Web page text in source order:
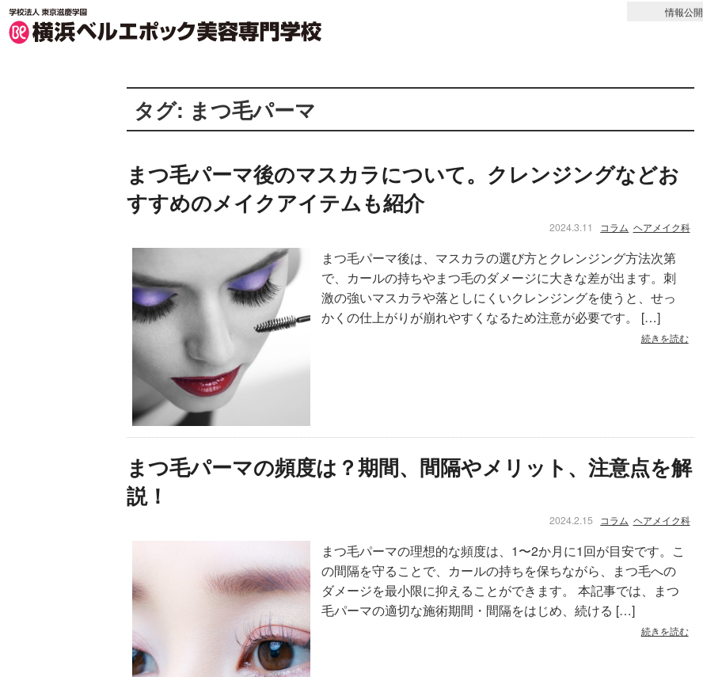
情報公開
横浜ベルエポック美容専門学校 TOP
タグ: まつ毛パーマ
まつ毛パーマ後のマスカラについて。クレンジングなどお
すすめのメイクアイテムも紹介
2024.3.11 コラム ヘアメイク科
まつ毛パーマ後は、マスカラの選び方とクレンジング方法次第
で、カールの持ちやまつ毛のダメージに大きな差が出ます。刺
激の強いマスカラや落としにくいクレンジングを使うと、せっ
かくの仕上がりが崩れやすくなるため注意が必要です。 […]
続きを読む
まつ毛パーマの頻度は？期間、間隔やメリット、注意点を解
説！
2024.2.15 コラム ヘアメイク科
まつ毛パーマの理想的な頻度は、1〜2か月に1回が目安です。こ
の間隔を守ることで、カールの持ちを保ちながら、まつ毛への
ダメージを最小限に抑えることができます。 本記事では、まつ
毛パーマの適切な施術期間・間隔をはじめ、続ける […]
続きを読む